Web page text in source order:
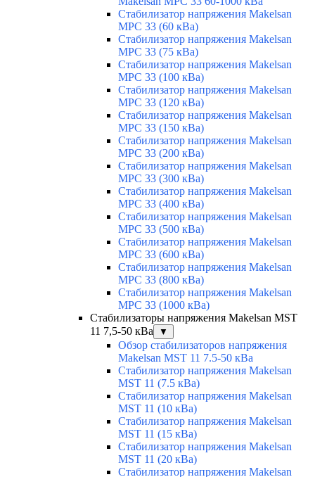
Стабилизатор напряжения Makelsan
MPC 33 (60 кВа)
Стабилизатор напряжения Makelsan
MPC 33 (75 кВа)
Стабилизатор напряжения Makelsan
MPC 33 (100 кВа)
Стабилизатор напряжения Makelsan
MPC 33 (120 кВа)
Стабилизатор напряжения Makelsan
MPC 33 (150 кВа)
Стабилизатор напряжения Makelsan
MPC 33 (200 кВа)
Стабилизатор напряжения Makelsan
MPC 33 (300 кВа)
Стабилизатор напряжения Makelsan
MPC 33 (400 кВа)
Стабилизатор напряжения Makelsan
MPC 33 (500 кВа)
Стабилизатор напряжения Makelsan
MPC 33 (600 кВа)
Стабилизатор напряжения Makelsan
MPC 33 (800 кВа)
Стабилизатор напряжения Makelsan
MPC 33 (1000 кВа)
Стабилизаторы напряжения Makelsan MST
11 7,5-50 кВа
▼
Обзор стабилизаторов напряжения
Makelsan MST 11 7.5-50 кВа
Стабилизатор напряжения Makelsan
MST 11 (7.5 кВа)
Стабилизатор напряжения Makelsan
MST 11 (10 кВа)
Стабилизатор напряжения Makelsan
MST 11 (15 кВа)
Стабилизатор напряжения Makelsan
MST 11 (20 кВа)
Стабилизатор напряжения Makelsan